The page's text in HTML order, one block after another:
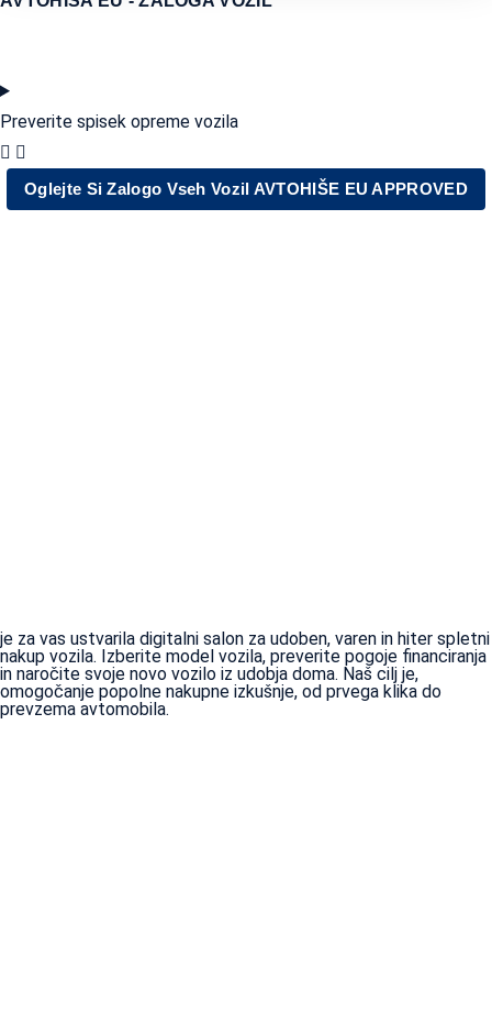
Preverite spisek opreme vozila
Oglejte Si Zalogo Vseh Vozil AVTOHIŠE EU APPROVED
je za vas ustvarila digitalni salon za udoben, varen in hiter spletni
nakup vozila. Izberite model vozila, preverite pogoje financiranja
in naročite svoje novo vozilo iz udobja doma. Naš cilj je,
omogočanje popolne nakupne izkušnje, od prvega klika do
prevzema avtomobila.